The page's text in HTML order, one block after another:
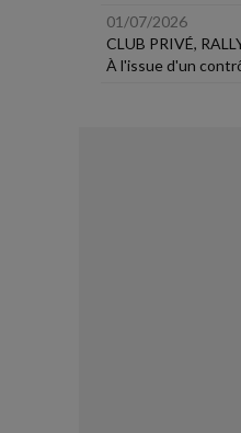
01/07/2026
CLUB PRIVÉ,
À l'issue d'un